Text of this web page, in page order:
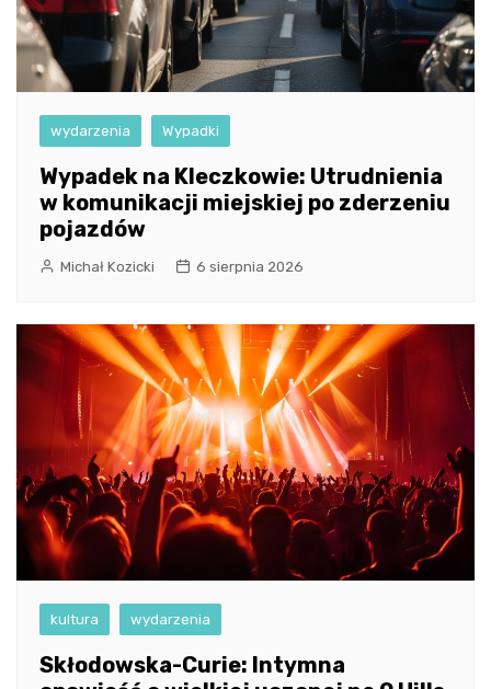
wydarzenia Wypadki
Wypadek na Kleczkowie: Utrudnienia
w komunikacji miejskiej po zderzeniu
pojazdów
Michał Kozicki 6 sierpnia 2026
kultura wydarzenia
Skłodowska-Curie: Intymna